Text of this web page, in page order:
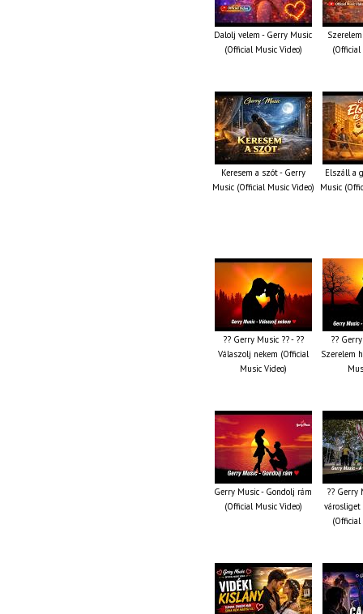
Dalolj velem - Gerry Music
(Official Music Video)
(Official
Keresem a szót - Gerry
Music (Official Music Video)
Elszáll a
Music
?? Gerry Music ?? - ??
Válaszolj nekem (Official
Music Video)
??
Szerelem
Gerry Music - Gondolj rám
(Official Music Video)
?? Gerry
városliget
(Official